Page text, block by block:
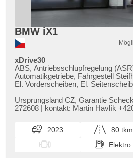
BMW iX1
xDrive30
ABS, Antriebsschlupfregelung
Automatikgetriebe, Fahrgestell
El. Vorderscheiben, El.
Zentralverriegelung, Antrieb 4x4,
Stabilitätsprogramm (ESP), USB,
automatikparken, täglich Leuchten,
Fahrkamera, Bluetooth,
senzory přední, parkovací senzory
startování, digitální příjem rádia
Ursprungsland CZ,​ Garantie
272608 | kontakt: Martin Havlík ​+420725839684,​
2023 80 tkm
Elektro